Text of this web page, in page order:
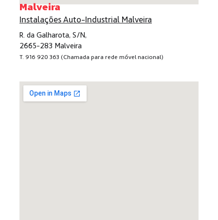
Malveira
Instalações Auto-Industrial Malveira
R. da Galharota, S/N,
2665-283 Malveira
T. 916 920 363 (Chamada para rede móvel nacional)